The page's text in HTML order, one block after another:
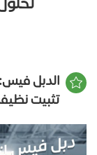
الدبل
تثبيت